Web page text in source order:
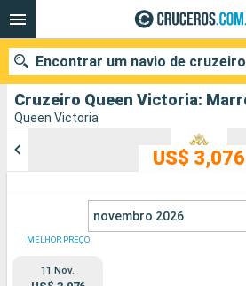
Queen Victoria
US$ 3,076
novembro 2026
MELHOR PREÇO
11 Nov.
Encontrar um navio de cruzeiro
Data de partida
Cidades